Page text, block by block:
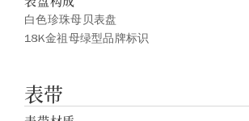
白色珍珠母贝表盘
18K金祖母绿型品牌标识
表带